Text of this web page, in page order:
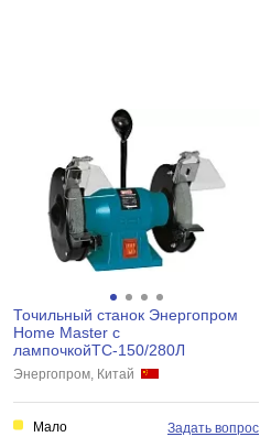
Точильный станок Энергопром
Home Master с
лампочкойТС-150/280Л
Энергопром, Китай
Мало Задать вопрос